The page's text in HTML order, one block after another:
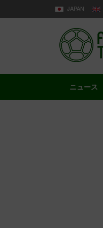
JAPAN
ニュース